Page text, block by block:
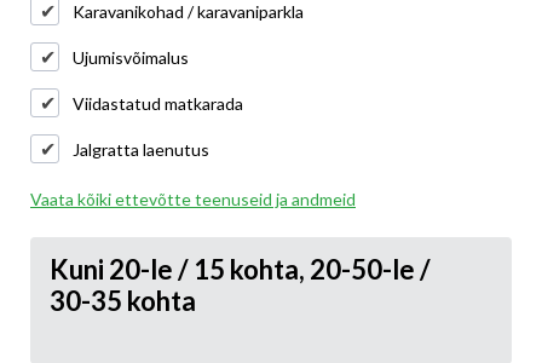
Karavanikohad / karavaniparkla
Ujumisvõimalus
Viidastatud matkarada
Jalgratta laenutus
Vaata kõiki ettevõtte teenuseid ja andmeid
Kuni 20-le / 15 kohta, 20-50-le /
30-35 kohta